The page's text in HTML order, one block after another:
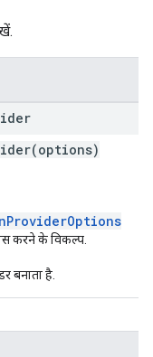
करने के विकल्प.
बनाता है.